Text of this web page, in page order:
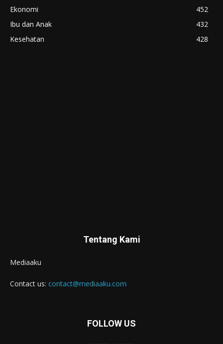
Ekonomi
452
Ibu dan Anak
432
Kesehatan
428
Tentang Kami
Mediaaku
Contact us: contact@mediaaku.com
FOLLOW US